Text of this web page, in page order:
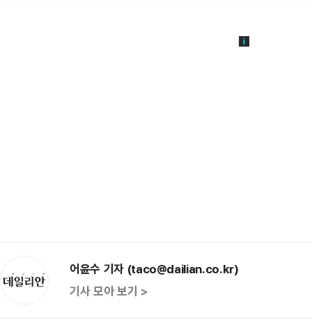
어윤수 기자 (taco@dailian.co.kr)
기사 모아 보기 >